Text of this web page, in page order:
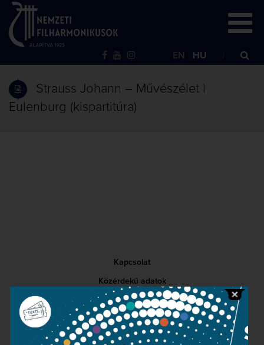
EN HU
Strauss Johann – Művészélet |
Eulenburg (kispartitúra)
Kapcsolat
Közérdekű adatok
Sajtószoba
Adatvédelem
Impresszum